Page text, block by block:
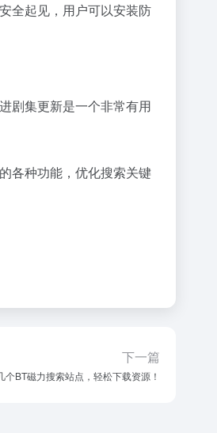
全起见，用户可以安装防
剧集更新是一个非常有用
各种功能，优化搜索关键
下一篇
个BT磁力搜索站点，轻松下载资源！